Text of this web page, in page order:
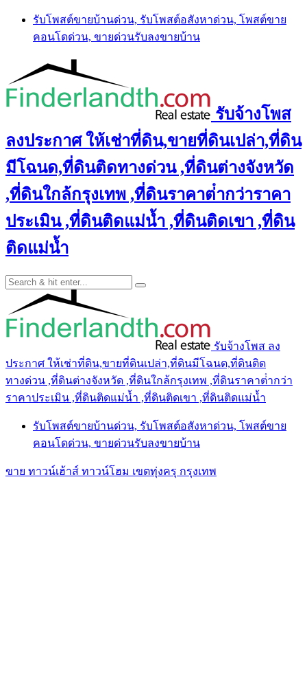
Skip
content
รับโพสต์ขายบ้านด่วน, รับโพสต์อสังหาด่วน, โพสต์ขาย
คอนโดด่วน, ขายด่วนรับลงขายบ้าน
รับจ้างโพส
ลงประกาศ ให้เช่าที่ดิน,ขายที่ดินเปล่า,ที่ดิน
มีโฉนด,ที่ดินติดทางด่วน ,ที่ดินต่างจังหวัด
,ที่ดินใกล้กรุงเทพ ,ที่ดินราคาต่ํากว่าราคา
ประเมิน ,ที่ดินติดแม่น้ำ ,ที่ดินติดเขา ,ที่ดิน
ติดแม่น้ำ
รับจ้างโพส ลง
ประกาศ ให้เช่าที่ดิน,ขายที่ดินเปล่า,ที่ดินมีโฉนด,ที่ดินติด
ทางด่วน ,ที่ดินต่างจังหวัด ,ที่ดินใกล้กรุงเทพ ,ที่ดินราคาต่ํากว่า
ราคาประเมิน ,ที่ดินติดแม่น้ำ ,ที่ดินติดเขา ,ที่ดินติดแม่น้ำ
รับโพสต์ขายบ้านด่วน, รับโพสต์อสังหาด่วน, โพสต์ขาย
คอนโดด่วน, ขายด่วนรับลงขายบ้าน
ขาย ทาวน์เฮ้าส์ ทาวน์โฮม เขตทุ่งครุ กรุงเทพ